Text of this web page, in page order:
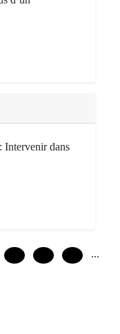
Intervenir dans
...